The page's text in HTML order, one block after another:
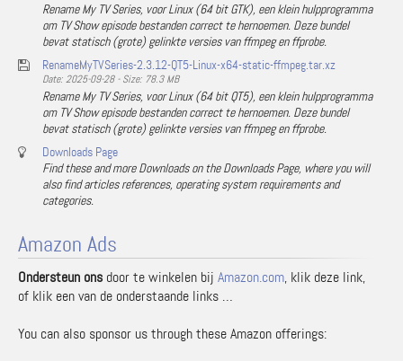
Rename My TV Series, voor Linux (64 bit GTK), een klein hulpprogramma
om TV Show episode bestanden correct te hernoemen. Deze bundel
bevat statisch (grote) gelinkte versies van ffmpeg en ffprobe.
RenameMyTVSeries-2.3.12-QT5-Linux-x64-static-ffmpeg.tar.xz
Date: 2025-09-28 - Size: 78.3 MB
Rename My TV Series, voor Linux (64 bit QT5), een klein hulpprogramma
om TV Show episode bestanden correct te hernoemen. Deze bundel
bevat statisch (grote) gelinkte versies van ffmpeg en ffprobe.
Downloads Page
Find these and more Downloads on the Downloads Page, where you will
also find articles references, operating system requirements and
categories.
Amazon Ads
Ondersteun ons door te winkelen bij Amazon.com, klik deze link,
of klik een van de onderstaande links …
You can also sponsor us through these Amazon offerings: